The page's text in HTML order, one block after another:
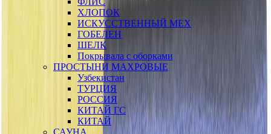
ХЛОПОК
ИСКУССТВЕННЫЙ МЕХ
ГОБЕЛЕН
ШЕЛК
Покрывала с оборками
ПРОСТЫНИ МАХРОВЫЕ
Узбекистан
ТУРЦИЯ
РОССИЯ
КИТАЙ ГС
КИТАЙ